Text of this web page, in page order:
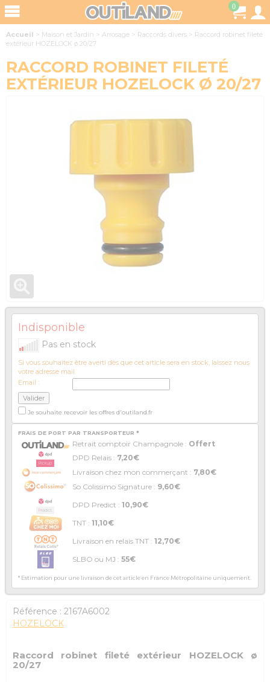
0
Accueil > Maison et Jardin > Arrosage > Raccords divers > Raccord robinet fileté
extérieur HOZELOCK ø 20/27
RACCORD ROBINET FILETÉ
EXTÉRIEUR HOZELOCK Ø 20/27
Indisponible
Pas en stock
Si vous souhaitez être averti dès que cet article sera en stock, laissez nous
votre adresse mail.
Email :
Je souhaite recevoir les offres d'outiland.fr
FRAIS DE PORT PAR TRANSPORTEUR *
Retrait comptoir Champagnole : Offert
DPD Relais : 7,20€
Livraison chez mon commerçant : 7,80€
So Colissimo Signature : 9,60€
DPD Predict : 10,90€
TNT : 11,10€
Livraison en relais TNT : 12,70€
SLBO ou MJ : 55€
* Estimation pour une livraison de cet article en France Métropolitaine uniquement.
Référence : 2167A6002
HOZELOCK
Raccord robinet fileté extérieur HOZELOCK ø
20/27